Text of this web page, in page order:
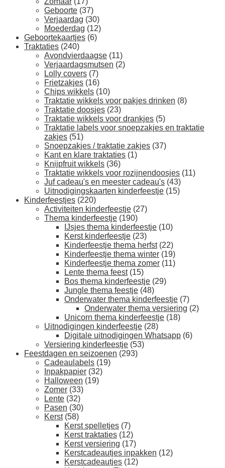
Geboorte (37)
Verjaardag (30)
Moederdag (12)
Geboortekaartjes (6)
Traktaties (240)
Avondvierdaagse (11)
Verjaardagsmutsen (2)
Lolly covers (7)
Frietzakjes (16)
Chips wikkels (10)
Traktatie wikkels voor pakjes drinken (8)
Traktatie doosjes (23)
Traktatie wikkels voor drankjes (5)
Traktatie labels voor snoepzakjes en traktatie
zakjes (51)
Snoepzakjes / traktatie zakjes (37)
Kant en klare traktaties (1)
Knijpfruit wikkels (36)
Traktatie wikkels voor rozijnendoosjes (11)
Juf cadeau's en meester cadeau's (43)
Uitnodigingskaarten kinderfeestje (15)
Kinderfeestjes (220)
Activiteiten kinderfeestje (27)
Thema kinderfeestje (190)
IJsjes thema kinderfeestje (10)
Kerst kinderfeestje (23)
Kinderfeestje thema herfst (22)
Kinderfeestje thema winter (19)
Kinderfeestje thema zomer (11)
Lente thema feest (15)
Bos thema kinderfeestje (29)
Jungle thema feestje (48)
Onderwater thema kinderfeestje (7)
Onderwater thema versiering (2)
Unicorn thema kinderfeestje (18)
Uitnodigingen kinderfeestje (28)
Digitale uitnodigingen Whatsapp (6)
Versiering kinderfeestje (53)
Feestdagen en seizoenen (293)
Cadeaulabels (19)
Inpakpapier (32)
Halloween (19)
Zomer (33)
Lente (32)
Pasen (30)
Kerst (58)
Kerst spelletjes (7)
Kerst traktaties (12)
Kerst versiering (17)
Kerstcadeautjes inpakken (12)
Kerstcadeautjes (12)